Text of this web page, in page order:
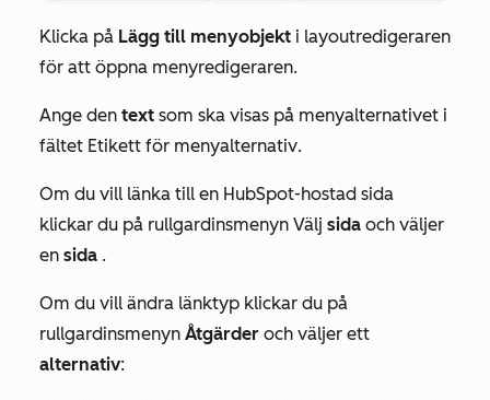
Klicka på Lägg till menyobjekt i layoutredigeraren
för att öppna menyredigeraren.
Ange den text som ska visas på menyalternativet i
fältet Etikett för menyalternativ.
Om du vill länka till en HubSpot-hostad sida
klickar du på rullgardinsmenyn Välj sida och väljer
en sida .
Om du vill ändra länktyp klickar du på
rullgardinsmenyn Åtgärder och väljer ett
alternativ: